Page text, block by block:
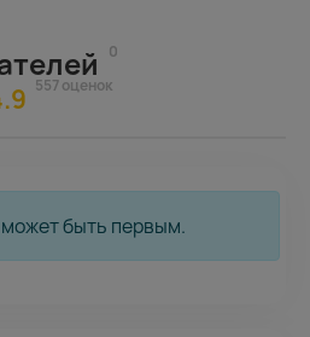
0
557 оценок
быть первым.